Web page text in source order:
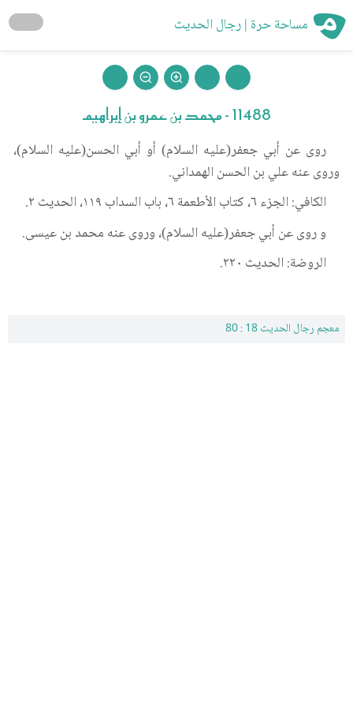
مساحة حرة | رجال الحديث
11488 - محمد بن عمرو بن إبراهيم
روى عن أبي جعفر(عليه السلام) أو أبي الحسن(عليه السلام)،
وروى عنه علي بن الحسن الهمداني.
الكافي: الجزء ٦، كتاب الأطعمة ٦، باب السداب ١١٩، الحديث ٢.
و روى عن أبي جعفر(عليه السلام)، وروى عنه محمد بن عيسى.
الروضة: الحديث ٢٢٠.
معجم رجال الحديث 18 : 80